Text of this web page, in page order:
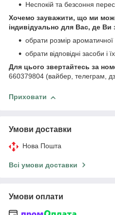
Неспокій та безсоння
Хочемо зауважити, що ми
індивідуально для Вас, де Ви
обрати розмір ароматичної
обрати відповідні засоби і їх
Для цього звертайтесь за
660379804 (вайбер, телеграм,
Приховати
Умови доставки
Нова Пошта
Всі умови доставки
Умови оплати